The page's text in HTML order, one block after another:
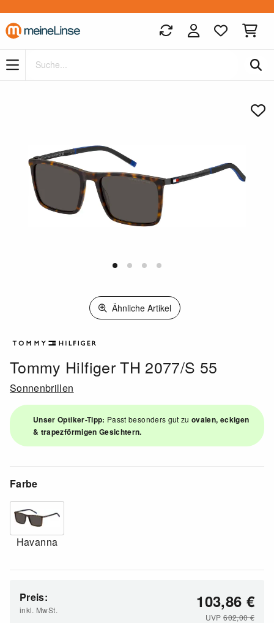
Zum Hauptinhalt springen
Ähnliche Artikel
Tommy Hilfiger TH 2077/S 55
Sonnenbrillen
Unser Optiker-Tipp: Passt besonders gut zuovalen, eckigen
& trapezförmigen Gesichtern.
Farbe
Havanna
Preis:
inkl. MwSt. 103,86 €
UVP602,00€